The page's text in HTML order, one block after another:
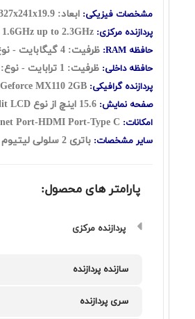
مشخصات فیزیکی: ابعاد: 327x241x19.9 میلی‌متر - وزن: 1.6 کیلوگرم
پردازنده مرکزی: 1.6GHz up to 2.3GHz - حافظه کش 2 مگابایت
حافظه RAM: ظرفیت: 4 گيگابايت - نوع: DDR4
حافظه داخلی: ظرفیت: 1 ترابايت - نوع: هارد ديسک - مشخصات: 5400RPM
پردازنده گرافیکی:
صفحه نمایش:
امکانات:
سایر مشخصات: باتری 2 سلولی لیتیوم یون 35 وات ساعت - فاقد سيستم‌عامل
پارامتر های محصول:
پردازنده مرکزی
سازنده پردازنده
سری پردازنده